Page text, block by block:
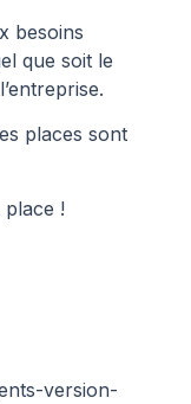
besoins
que soit le
places sont
!
version-